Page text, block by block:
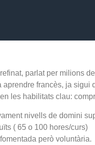
parlat per milions
francès, ja
les habilitats clau:
nivells de domini
( 65 o 100 hores/curs)
però voluntària.